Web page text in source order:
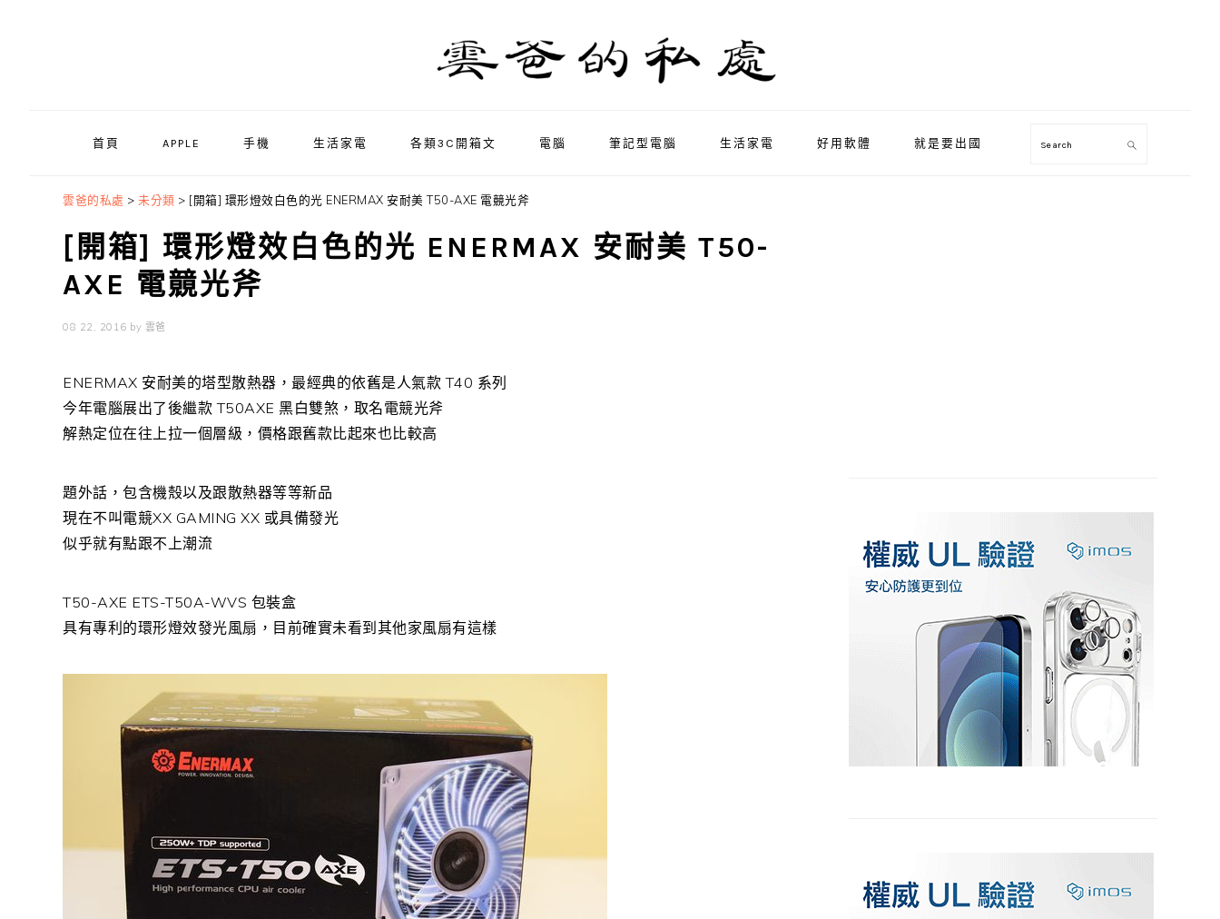
首頁 APPLE 手機 生活家電 各類3C開箱文 電腦 筆記型電腦 生活家電 好用軟體 就是要出國 Search
雲爸的私處 > 未分類 > [開箱] 環形燈效白色的光 ENERMAX 安耐美 T50-AXE 電竸光斧
[開箱] 環形燈效白色的光 ENERMAX 安耐美 T50-
AXE 電竸光斧
08 22, 2016 by 雲爸
ENERMAX 安耐美的塔型散熱器，最經典的依舊是人氣款 T40 系列
今年電腦展出了後繼款 T50AXE 黑白雙煞，取名電競光斧
解熱定位在往上拉一個層級，價格跟舊款比起來也比較高
題外話，包含機殼以及跟散熱器等等新品
現在不叫電競XX GAMING XX 或具備發光
似乎就有點跟不上潮流
T50-AXE ETS-T50A-WVS 包裝盒
具有專利的環形燈效發光風扇，目前確實未看到其他家風扇有這樣